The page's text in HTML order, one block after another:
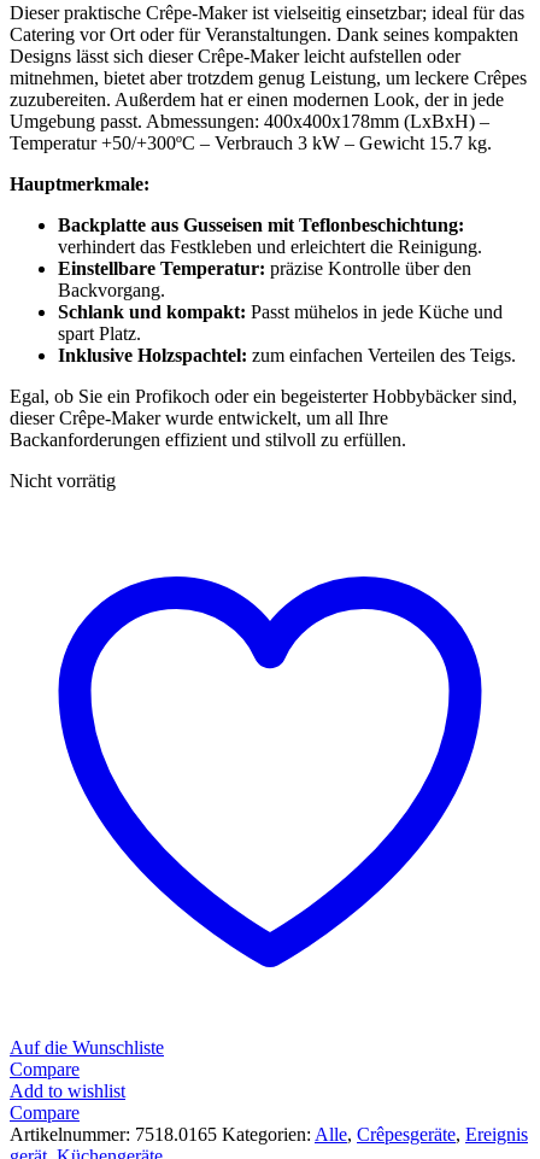
Dieser praktische Crêpe-Maker ist vielseitig einsetzbar; ideal für das
Catering vor Ort oder für Veranstaltungen. Dank seines kompakten
Designs lässt sich dieser Crêpe-Maker leicht aufstellen oder
mitnehmen, bietet aber trotzdem genug Leistung, um leckere Crêpes
zuzubereiten. Außerdem hat er einen modernen Look, der in jede
Umgebung passt. Abmessungen: 400x400x178mm (LxBxH) –
Temperatur +50/+300ºC – Verbrauch 3 kW – Gewicht 15.7 kg.
Hauptmerkmale:
Backplatte aus Gusseisen mit Teflonbeschichtung:
verhindert das Festkleben und erleichtert die Reinigung.
Einstellbare Temperatur: präzise Kontrolle über den
Backvorgang.
Schlank und kompakt: Passt mühelos in jede Küche und
spart Platz.
Inklusive Holzspachtel: zum einfachen Verteilen des Teigs.
Egal, ob Sie ein Profikoch oder ein begeisterter Hobbybäcker sind,
dieser Crêpe-Maker wurde entwickelt, um all Ihre
Backanforderungen effizient und stilvoll zu erfüllen.
Nicht vorrätig
Auf die Wunschliste
Compare
Add to wishlist
Compare
Artikelnummer: 7518.0165 Kategorien: Alle, Crêpesgeräte, Ereignis